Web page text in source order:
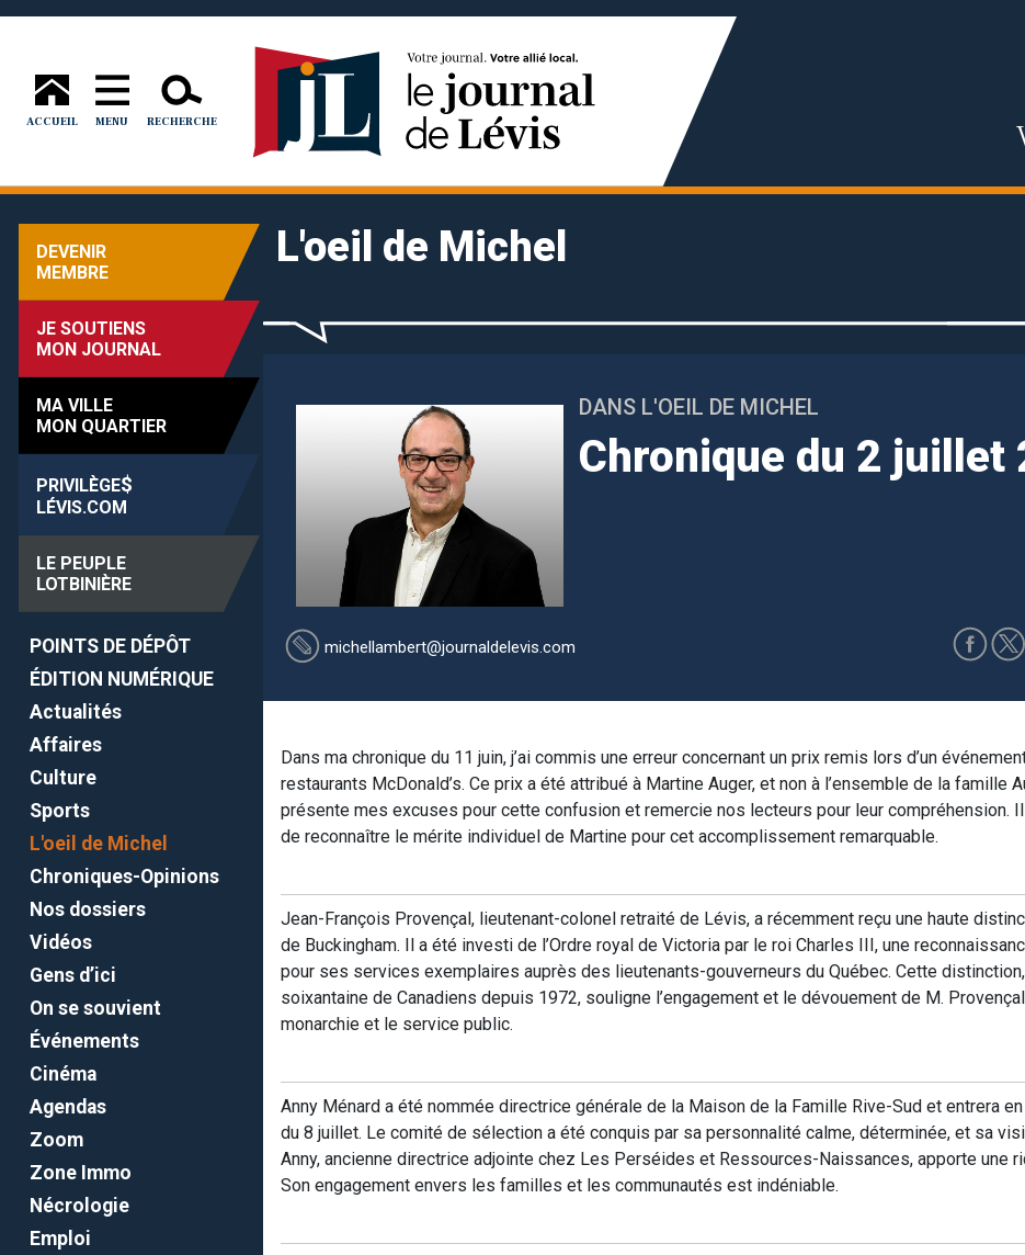
ACCUEIL MENU RECHERCHE
DEVENIR
MEMBRE
JE SOUTIENS
MON JOURNAL
MA VILLE
MON QUARTIER
PRIVILÈGE$
LÉVIS.COM
LE PEUPLE
LOTBINIÈRE
POINTS DE DÉPÔT
ÉDITION NUMÉRIQUE
Actualités
Affaires
Culture
Sports
L'oeil de Michel
Chroniques-Opinions
Nos dossiers
Vidéos
Gens d’ici
On se souvient
Événements
Cinéma
Agendas
Zoom
Zone Immo
Nécrologie
Emploi
L'oeil de Michel
DANS L'OEIL DE MICHEL
Chronique du 2 juillet
michellambert@journaldelevis.com
Dans ma chronique du 11 juin, j’ai commis une erreur concernant un prix remis lors d’un
restaurants McDonald’s. Ce prix a été attribué à Martine Auger, et non à l’ensemble de la famille
présente mes excuses pour cette confusion et remercie nos lecteurs pour leur compréhension.
de reconnaître le mérite individuel de Martine pour cet accomplissement remarquable.
Jean-François Provençal, lieutenant-colonel retraité de Lévis, a récemment reçu une haute
de Buckingham. Il a été investi de l’Ordre royal de Victoria par le roi Charles III, une
pour ses services exemplaires auprès des lieutenants-gouverneurs du Québec. Cette
soixantaine de Canadiens depuis 1972, souligne l’engagement et le dévouement de M.
monarchie et le service public.
Anny Ménard a été nommée directrice générale de la Maison de la Famille Rive-Sud et entrera
du 8 juillet. Le comité de sélection a été conquis par sa personnalité calme, déterminée, et sa
Anny, ancienne directrice adjointe chez Les Perséides et Ressources-Naissances, apporte une
Son engagement envers les familles et les communautés est indéniable.